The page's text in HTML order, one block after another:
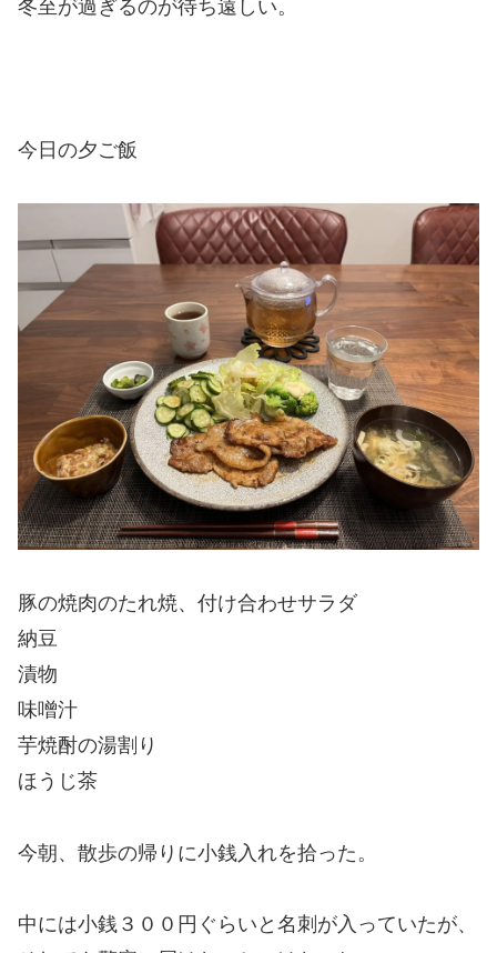
冬至が過ぎるのが待ち遠しい。
今日の夕ご飯
豚の焼肉のたれ焼、付け合わせサラダ
納豆
漬物
味噌汁
芋焼酎の湯割り
ほうじ茶
今朝、散歩の帰りに小銭入れを拾った。
中には小銭３００円ぐらいと名刺が入っていたが、